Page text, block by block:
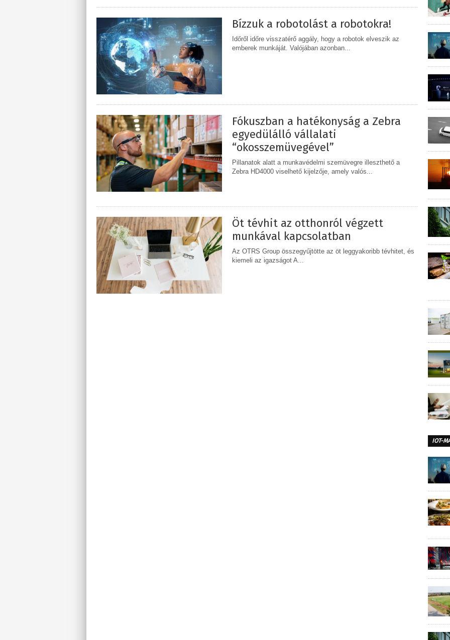
Bízzuk a robotolást a robotokra!
Időről időre visszatérő aggály, hogy a robotok elveszik az
emberek munkáját. Valójában azonban...
Fókuszban a hatékonyság a Zebra
egyedülálló vállalati
“okosszemüvegével”
Pillanatok alatt a munkavédelmi szemüvegre illeszthető a
Zebra HD4000 viselhető kijelzője, amely valós...
Öt tévhit az otthonról végzett
munkával kapcsolatban
Az OTRS Group összegyűjtötte az öt leggyakoribb tévhitet, és
kiemeli az igazságot A...
IOT-